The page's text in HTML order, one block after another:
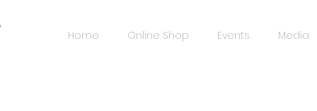
Home Online Shop Events Media